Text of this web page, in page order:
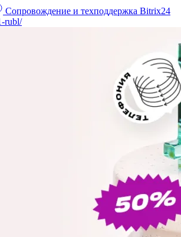
Сопровождение и техподдержка Bitrix24
rubl/